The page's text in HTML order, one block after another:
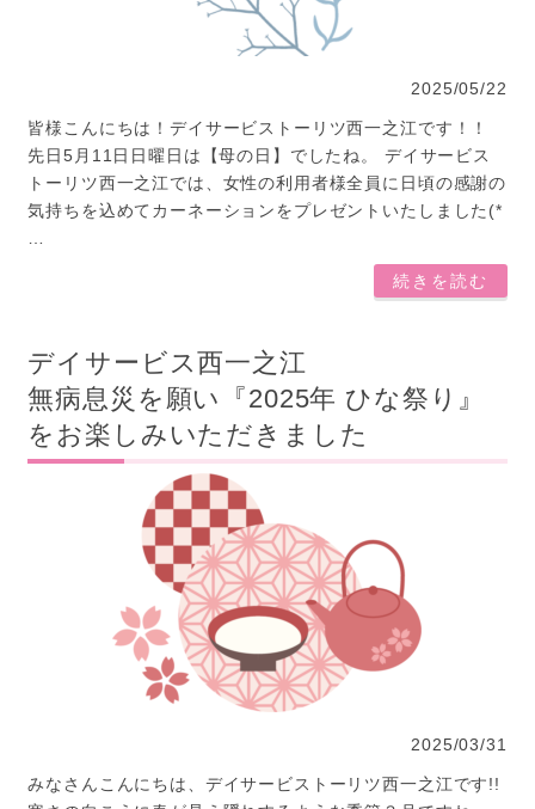
2025/05/22
皆様こんにちは！デイサービストーリツ西一之江です！！
先日5月11日日曜日は【母の日】でしたね。 デイサービス
トーリツ西一之江では、女性の利用者様全員に日頃の感謝の
気持ちを込めてカーネーションをプレゼントいたしました(*
…
続きを読む
デイサービス西一之江
無病息災を願い『2025年 ひな祭り』
をお楽しみいただきました
2025/03/31
みなさんこんにちは、デイサービストーリツ西一之江です!!